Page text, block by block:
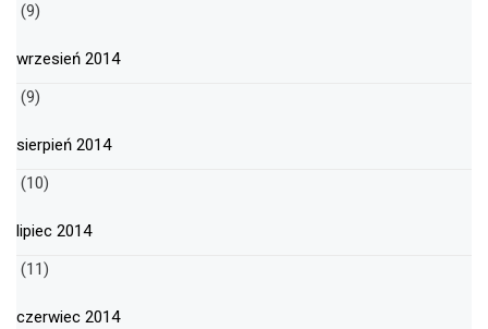
(9)
wrzesień 2014
(9)
sierpień 2014
(10)
lipiec 2014
(11)
czerwiec 2014